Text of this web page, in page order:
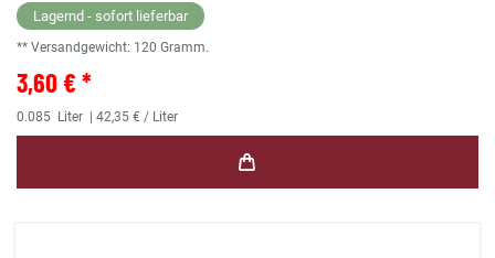
Lagernd - sofort lieferbar
** Versandgewicht: 120 Gramm.
3,60 € *
0.085 Liter | 42,35 € / Liter